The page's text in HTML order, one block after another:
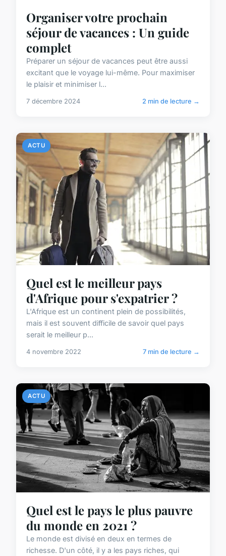
Organiser votre prochain
séjour de vacances : Un guide
complet
Préparer un séjour de vacances peut être aussi
excitant que le voyage lui-même. Pour maximiser
le plaisir et minimiser l...
7 décembre 2024 2 min de lecture →
ACTU
Quel est le meilleur pays
d'Afrique pour s'expatrier ?
L'Afrique est un continent plein de possibilités,
mais il est souvent difficile de savoir quel pays
serait le meilleur p...
4 novembre 2022 7 min de lecture →
ACTU
Quel est le pays le plus pauvre
du monde en 2021 ?
Le monde est divisé en deux en termes de
richesse. D'un côté, il y a les pays riches, qui